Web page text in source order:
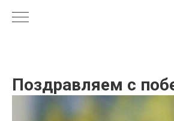
Поздравляем с